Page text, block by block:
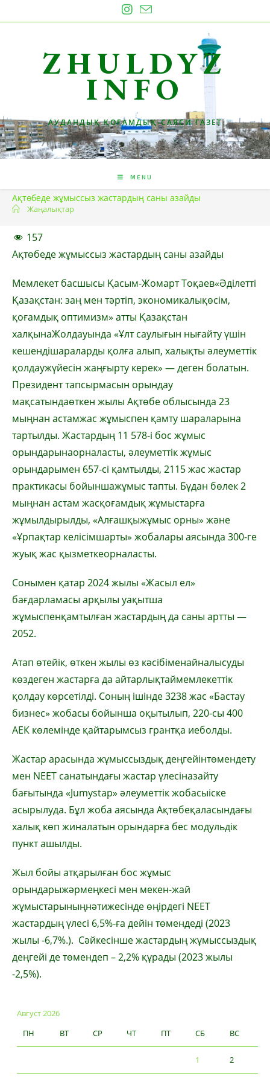
to
ZHULDYZ
INFO
АУДАНДЫҚ ҚОҒАМДЫҚ-САЯСИ ГАЗЕТ
MENU
Ақтөбеде жұмыссыз жастардың саны азайды
Жаңалықтар
157
Ақтөбедежұмыссыз жастардың саны азайды
Мемлекет басшысы Қасым-ЖомартТоқаев«Әділетті
Қазақстан: заң мен тәртіп, экономикалықөсім,
қоғамдық оптимизм» атты Қазақстан
халқынаЖолдауында «Ұлт саулығын нығайтуүшін
кешендішараларды қолға алып, халықты әлеуметтік
қолдаужүйесін жаңғырту керек» —деген болатын.
Президенттапсырмасын орындау
мақсатындаөткен жылы Ақтөбе облысында 23
мыңнан астамжас жұмыспен қамту шараларына
тартылды. Жастардың 11 578-і бос жұмыс
орындарынаорналасты, әлеуметтікжұмыс
орындарымен 657-сі қамтылды, 2115жас жастар
практикасы бойыншажұмыс тапты. Бұдан бөлек2
мыңнан астам жасқоғамдықжұмыстарға
жұмылдырылды, «Алғашқыжұмыс орны» және
«Ұрпақтар келісімшарты» жобалары аясында 300-ге
жуықжас қызметкеорналасты.
Сонымен қатар 2024жылы «Жасыл ел»
бағдарламасы арқылы уақытша
жұмыспенқамтылған жастардыңда саны артты —
2052.
Атап өтейік, өткен жылы өз кәсібіменайналысуды
көздеген жастарға да айтарлықтаймемлекеттік
қолдау көрсетілді. Соның ішінде3238жас «Бастау
бизнес» жобасы бойынша оқытылып, 220-сы 400
АЕК көлемінде қайтарымсыз грантқа иеболды.
Жастар арасында жұмыссыздықдеңгейінтөмендету
мен NEET санатындағы жастар үлесіназайту
бағытында «Jumystap» әлеуметтікжобасыіске
асырылуда. Бұл жоба аясында Ақтөбеқаласындағы
халық көп жиналатын орындарға бес модульдік
пункташылды.
Жыл бойы атқарылған бос жұмыс
орындарыжәрмеңкесі мен мекен-жай
жұмыстарыныңнәтижесінде өңірдегі NEET
жастардыңүлесі 6,5%-ға дейін төмендеді (2023
жылы -6,7%.). Сәйкесіншежастардыңжұмыссыздық
деңгейі детөмендеп – 2,2% құрады (2023жылы
-2,5%).
Август 2026
ПН
ВТ СР ЧТ ПТ СБ ВС
1 2